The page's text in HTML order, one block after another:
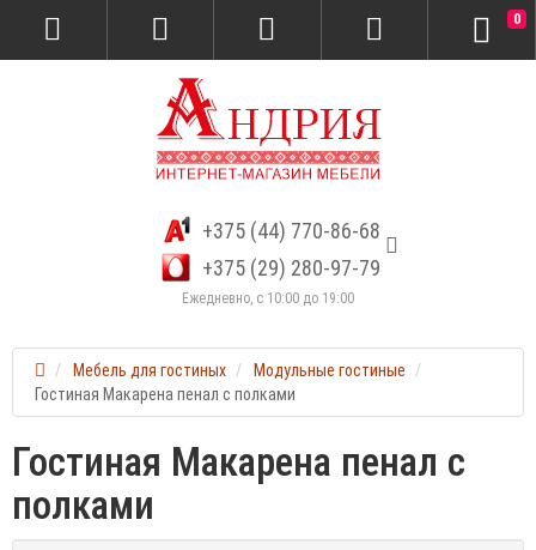
+375 (44) 770-86-68
+375 (29) 280-97-79
Ежедневно, с 10:00 до 19:00
0
Мебель для гостиных
Модульные гостиные
Гостиная Макарена пенал с полками
Гостиная Макарена пенал с
полками